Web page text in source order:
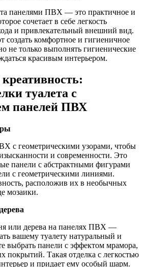
панелями ПВХ — это практичное и
сочетает в себе легкость
и привлекательный внешний вид.
комфортное и гигиеничное
не только выполнять гигиенические
красивым интерьером.
туалета с
панелей ПВХ
с геометрическими узорами, чтобы
и современности. Это
панели с абстрактными фигурами
с геометрическими линиями.
расположив их в необычных
мозаики.
или дерева на панелях ПВХ —
вашему туалету натуральный и
панели с эффектом мрамора,
покрытий. Такая отделка с легкостью
и придает ему особый шарм.